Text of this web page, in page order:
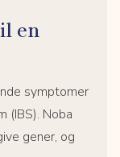
en
symptomer
(IBS). Noba
gener, og